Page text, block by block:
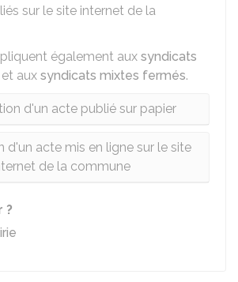
sur le site internet de la
également aux syndicats
et aux syndicats mixtes fermés.
d'un acte publié sur papier
d'un acte mis en ligne sur le site
de la commune
?